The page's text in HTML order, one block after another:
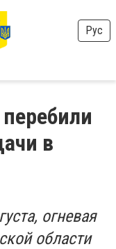
Рус
в
огневая
области